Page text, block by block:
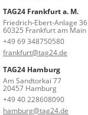
TAG24 Frankfurt a. M.
Friedrich-Ebert-Anlage 36
60325 Frankfurt am Main
+49 69 348750580
frankfurt@tag24.de
TAG24 Hamburg
Am Sandtorkai 77
20457 Hamburg
+49 40 228608090
hamburg@tag24.de